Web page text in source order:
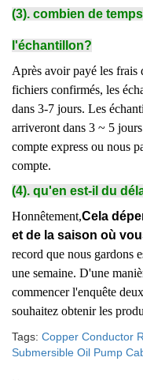
(3). combien de
l'échantillon?
Après avoir payé les frais
fichiers confirmés, les
dans 3-7 jours. Les
arriveront dans 3 ~ 5
compte express ou nous
compte.
(4). qu'en est-il du
Honnêtement,Cela
et de la saison où
record que nous gardons
une semaine. D'une
commencer l'enquête
souhaitez obtenir les
Tags: Copper Conductor
Submersible Oil Pump